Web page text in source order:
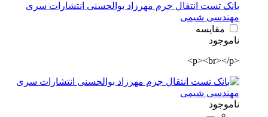
بانک تست انتقال جرم مهرزاد بوالحسنی انتشارات سری
مهندسی شیمی
مقایسه
ناموجود
<p><br></p>
ناموجود